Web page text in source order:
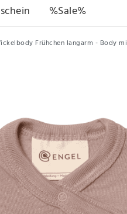
%Sale%
Frühchen langarm - Body